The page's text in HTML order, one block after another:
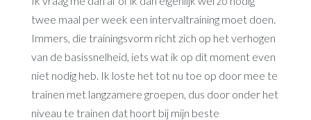
twee maal per week een intervaltraining moet doen.
Immers, die trainingsvorm richt zich op het verhogen
van de basissnelheid, iets wat ik op dit moment even
niet nodig heb. Ik loste het tot nu toe op door mee te
trainen met langzamere groepen, dus door onder het
niveau te trainen dat hoort bij mijn beste